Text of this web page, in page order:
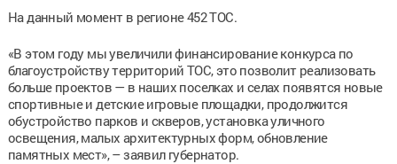
На данный момент в регионе 452 ТОС.
«В этом году мы увеличили финансирование конкурса по
благоустройству территорий ТОС, это позволит реализовать
больше проектов — в наших поселках и селах появятся новые
спортивные и детские игровые площадки, продолжится
обустройство парков и скверов, установка уличного
освещения, малых архитектурных форм, обновление
памятных мест», – заявил губернатор.